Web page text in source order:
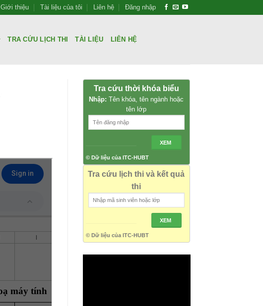
Giới thiệu Tài liệu của tôi Liên hệ Đăng nhập
TRA CỨU LỊCH THI TÀI LIỆU LIÊN HỆ
Tra cứu thời khóa biểu
Nhập: Tên khóa, tên ngành hoặc
tên lớp
XEM
© Dữ liệu của ITC-HUBT
Tra cứu lịch thi và kết quả
thi
XEM
© Dữ liệu của ITC-HUBT